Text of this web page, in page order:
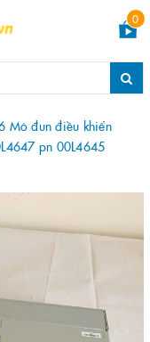
0
Mô đun điều khiển
pn 00L4645